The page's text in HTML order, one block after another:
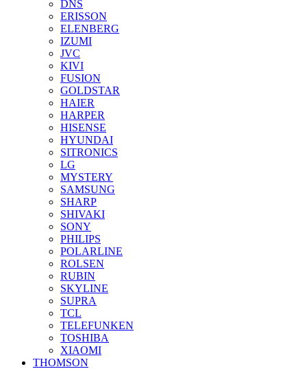
DNS
ERISSON
ELENBERG
IZUMI
JVC
KIVI
FUSION
GOLDSTAR
HAIER
HARPER
HISENSE
HYUNDAI
SITRONICS
LG
MYSTERY
SAMSUNG
SHARP
SHIVAKI
SONY
PHILIPS
POLARLINE
ROLSEN
RUBIN
SKYLINE
SUPRA
TCL
TELEFUNKEN
TOSHIBA
XIAOMI
THOMSON